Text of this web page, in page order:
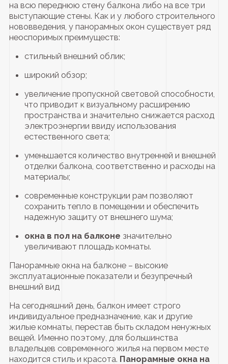
на всю переднюю стену балкона либо на все три
выступающие стены. Как и у любого строительного
нововведения, у панорамных окон существует ряд
неоспоримых преимуществ:
стильный внешний облик;
широкий обзор;
увеличение пропускной световой способности,
что приводит к визуальному расширению
пространства и значительно снижается расход
электроэнергии ввиду использования
естественного света;
уменьшается количество внутренней и внешней
отделки балкона, соответственно и расходы на
материалы;
современные конструкции рам позволяют
сохранить тепло в помещении и обеспечить
надежную защиту от внешнего шума;
окна в пол на балконе значительно
увеличивают площадь комнаты.
Панорамные окна на балконе – высокие
эксплуатационные показатели и безупречный
внешний вид
На сегодняшний день, балкон имеет строго
индивидуальное предназначение, как и другие
жилые комнаты, перестав быть складом ненужных
вещей. Именно поэтому, для большинства
владельцев современного жилья на первом месте
находится стиль и красота. Панорамные окна на